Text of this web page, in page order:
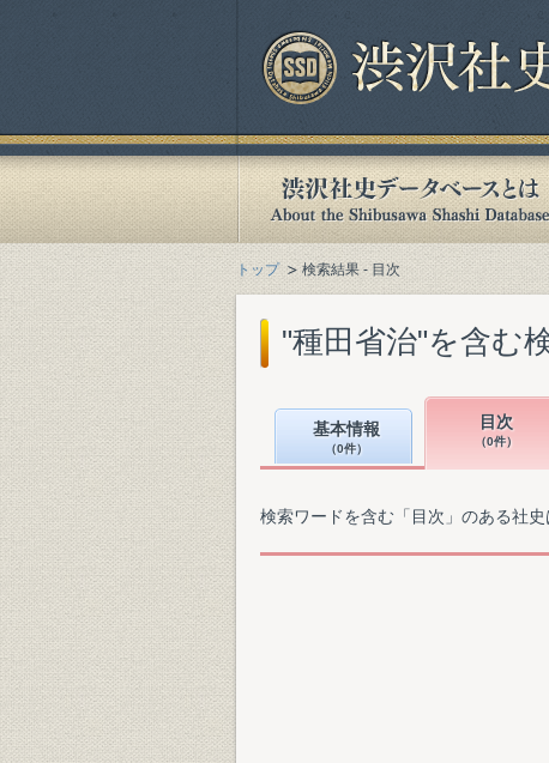
トップ 検索結果 - 目次
"種田省治"を含む
基本情報
（0件）
目次
（0件）
検索ワードを含む「目次」のある社史